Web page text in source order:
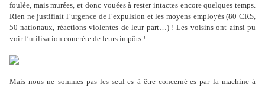
foulée, mais murées, et donc vouées à rester intactes encore quelques temps.
Rien ne justifiait l’urgence de l’expulsion et les moyens employés (80 CRS,
50 nationaux, réactions violentes de leur part…) ! Les voisins ont ainsi pu
voir l’utilisation concrète de leurs impôts !
Mais nous ne sommes pas les seul-es à être concerné-es par la machine à